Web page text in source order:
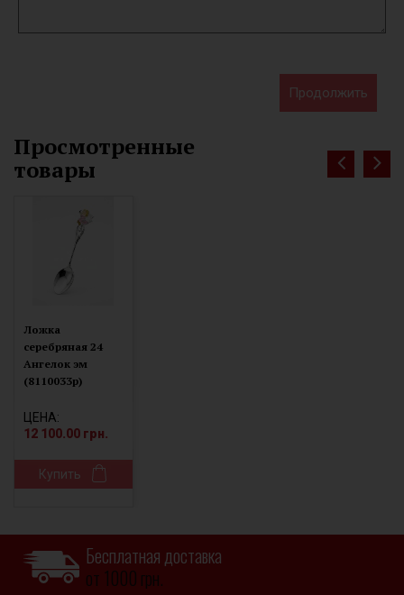
Продолжить
Просмотренные
товары
Ложка
серебряная 24
Ангелок эм
(8110033р)
ЦЕНА:
12 100.00 грн.
Купить
Бесплатная доставка
от 1000 грн.